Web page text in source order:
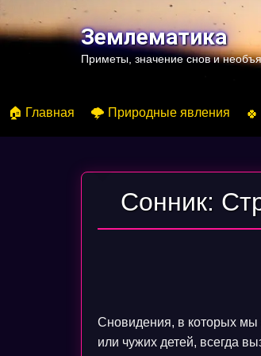
к
содержимомуЗемлематика
Приметы, значение снов и
🏠 Главная 🌩️ Природные явления
Сонник:
Сновидения, в которых
или чужих детей, всегда